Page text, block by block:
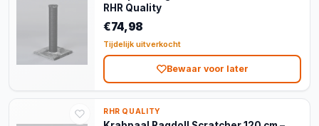
RHR Quality
€74,98
Tijdelijk uitverkocht
Bewaar voor later
RHR QUALITY